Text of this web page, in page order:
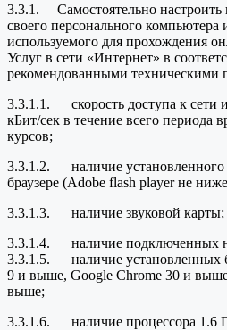
3.3.1. Самостоятельно настроить
своего персонального компьютера
используемого для прохождения
Услуг в сети «Интернет» в
рекомендованными техническими
3.3.1.1. скорость доступа к сети
кБит/сек в течение всего периода
курсов;
3.3.1.2. наличие установленного
браузере (Adobe flash player не
3.3.1.3. наличие звуковой карты;
3.3.1.4. наличие подключенных
3.3.1.5. наличие установленных
9 и выше, Google Chrome 30 и
выше;
3.3.1.6. наличие процессора 1.6